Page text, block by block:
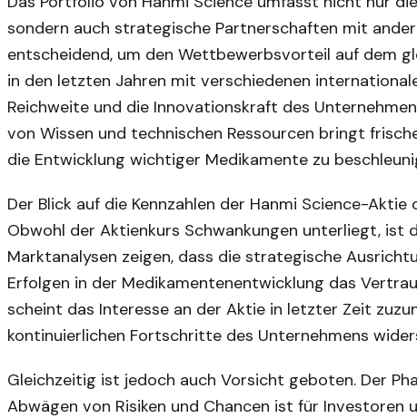
sondern auch strategische Partnerschaften mit
entscheidend, um den Wettbewerbsvorteil auf dem
in den letzten Jahren mit verschiedenen
Reichweite und die Innovationskraft des
von Wissen und technischen Ressourcen bringt
die Entwicklung wichtiger Medikamente zu
Der Blick auf die Kennzahlen der Hanmi Science-
Obwohl der Aktienkurs Schwankungen unterliegt, ist
Marktanalysen zeigen, dass die strategische
Erfolgen in der Medikamentenentwicklung das
scheint das Interesse an der Aktie in letzter Zeit
kontinuierlichen Fortschritte des Unternehmens
Gleichzeitig ist jedoch auch Vorsicht geboten. Der
Abwägen von Risiken und Chancen ist für Investoren